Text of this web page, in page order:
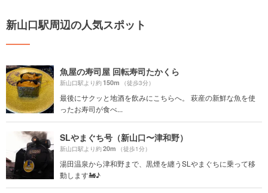
新山口駅周辺の人気スポット
魚屋の寿司屋 回転寿司たかくら
新山口駅より約150m （徒歩3分）
最後にサクッと地酒を飲みにこちらへ。 萩産の新鮮な魚を使
ったお寿司が食べ...
SLやまぐち号（新山口〜津和野）
新山口駅より約20m （徒歩1分）
湯田温泉から津和野まで、黒煙を纏うSLやまぐちに乗って移
動します🚂♪